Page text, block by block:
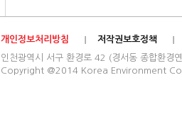
개인정보처리방침
저작권보호정책
인천광역시 서구 환경로 42 (경서동 종합
Copyright @2014 Korea Environment